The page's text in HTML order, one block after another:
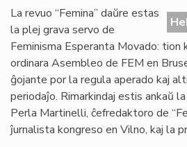
La revuo “Femina” daŭre estas
la plej grava servo de
Feminisma Esperanta Movado: tion
ordinara Asembleo de FEM en
ĝojante por la regula aperado kaj
periodaĵo. Rimarkindaj estis ankaŭ
Perla Martinelli, ĉefredaktoro de
ĵurnalista kongreso en Vilno, kaj la